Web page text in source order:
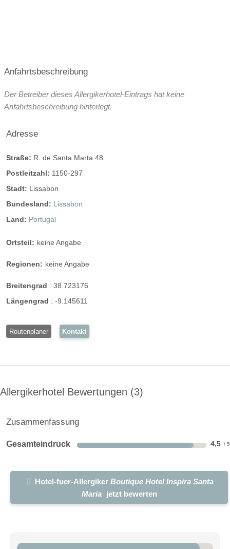
Anfahrtsbeschreibung
Der Betreiber dieses Allergikerhotel-Eintrags hat keine
Anfahrtsbeschreibung hinterlegt.
Adresse
Straße: R. de Santa Marta 48
Postleitzahl: 1150-297
Stadt: Lissabon
Bundesland: Lissabon
Land: Portugal
Ortsteil: keine Angabe
Regionen: keine Angabe
Breitengrad : 38.723176
Längengrad : -9.145611
Routenplaner Kontakt
Allergikerhotel Bewertungen 3
Zusammenfassung
Gesamteindruck 4,5
Hotel-fuer-AllergikerBoutique Hotel Inspira Santa
Maria
jetzt bewerten